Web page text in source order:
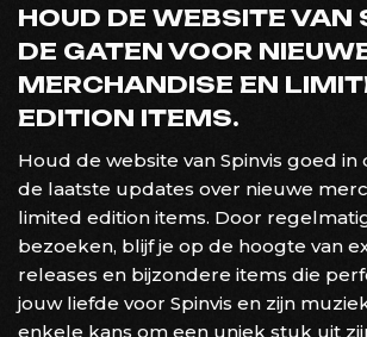
HOUD DE WEBSITE VAN
DE GATEN VOOR
MERCHANDISE EN
EDITION ITEMS.
Houd de website van Spinvis goed in
de laatste updates over nieuwe
limited edition items. Door
bezoeken, blijf je op de hoogte van
releases en bijzondere items die
jouw liefde voor Spinvis en zijn
enkele kans om een uniek stuk uit